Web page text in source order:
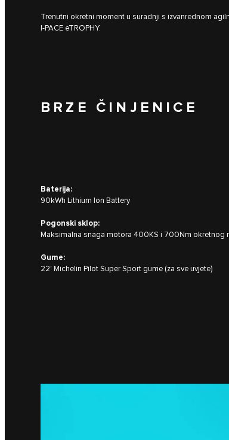
Trenutni okretni moment u suradnji s izvanrednom
I‑PACE eTROPHY.
BRZE ČINJENICE
Baterija:
90kWh Lithium Ion Battery
Pogonski sklop:
Maksimalna snaga motora 400KS i 700Nm okretnog
Gume:
22' Michelin Pilot Super Sport gume (za sve uvjete)